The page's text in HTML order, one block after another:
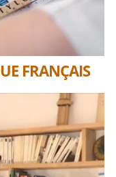
FRANÇAIS